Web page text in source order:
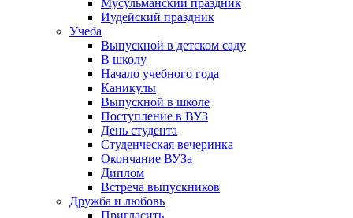
Мусульманский праздник
Иудейский праздник
Учеба
Выпускной в детском саду
В школу
Начало учебного года
Каникулы
Выпускной в школе
Поступление в ВУЗ
День студента
Студенческая вечеринка
Окончание ВУЗа
Диплом
Встреча выпускников
Дружба и любовь
Пригласить